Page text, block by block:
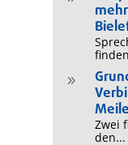
9
Zwei
den...